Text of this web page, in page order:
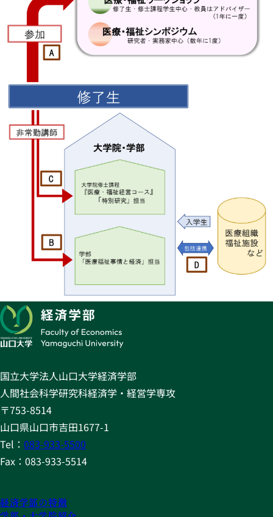
国立大学法人山口大学経済学部
人間社会科学研究科経済学・経営学専攻
〒753-8514
山口県山口市吉田1677-1
Tel： 083-933-5500
Fax：083-933-5514
経済学部の特徴